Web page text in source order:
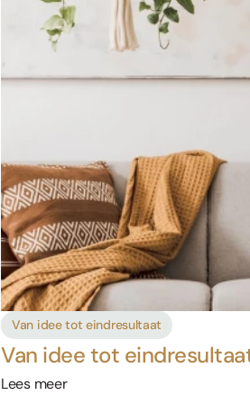
Van idee tot eindresultaat
Van idee tot
Lees meer